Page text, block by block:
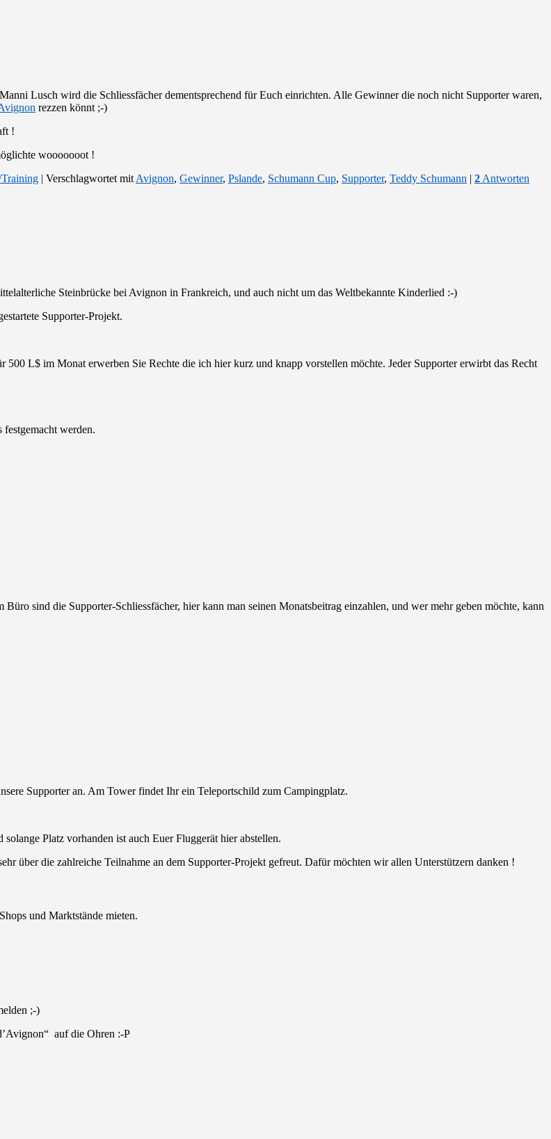
Lusch wird die Schliessfächer dementsprechend für Euch einrichten. Alle Gewinner die noch nicht Supporter waren,
rezzen könnt ;-)
!
wooooooot !
Training | Verschlagwortet mit Avignon, Gewinner, Pslande, Schumann Cup, Supporter, Teddy Schumann | 2 Antworten
Steinbrücke bei Avignon in Frankreich, und auch nicht um das Weltbekannte Kinderlied :-)
Supporter-Projekt.
L$ im Monat erwerben Sie Rechte die ich hier kurz und knapp vorstellen möchte. Jeder Supporter erwirbt das Recht
werden.
sind die Supporter-Schliessfächer, hier kann man seinen Monatsbeitrag einzahlen, und wer mehr geben möchte, kann
Supporter an. Am Tower findet Ihr ein Teleportschild zum Campingplatz.
Platz vorhanden ist auch Euer Fluggerät hier abstellen.
über die zahlreiche Teilnahme an dem Supporter-Projekt gefreut. Dafür möchten wir allen Unterstützern danken !
und Marktstände mieten.
;-)
auf die Ohren :-P